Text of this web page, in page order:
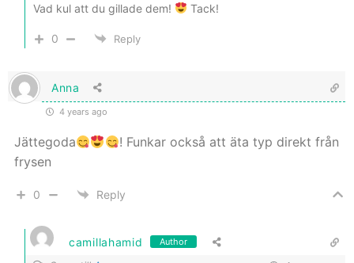
Vad kul att du gillade dem! Tack!
0 Reply
Anna
4 years ago
Jättegoda
! Funkar också att äta typ direkt från
frysen
0 Reply
camillahamid Author